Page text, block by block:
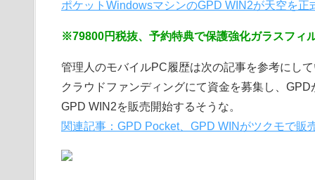
ポケットWindowsマシンのGPD WIN2が天空を
※79800円税抜、予約特典で保護強化ガラスフィ
管理人のモバイルPC履歴は次の記事を参考にし
クラウドファンディングにて資金を募集し、
GPD WIN2を販売開始するそうな。
関連記事：GPD Pocket、GPD WINがツクモで販